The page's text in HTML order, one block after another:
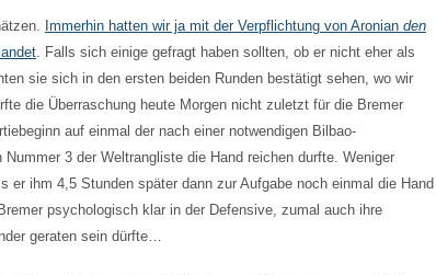
Immerhin hatten wir ja mit der Verpflichtung von Aronian den
. Falls sich einige gefragt haben sollten, ob er nicht eher als
sie sich in den ersten beiden Runden bestätigt sehen, wo wir
die Überraschung heute Morgen nicht zuletzt für die Bremer
auf einmal der nach einer notwendigen Bilbao-
3 der Weltrangliste die Hand reichen durfte. Weniger
er ihm 4,5 Stunden später dann zur Aufgabe noch einmal die Hand
psychologisch klar in der Defensive, zumal auch ihre
geraten sein dürfte…